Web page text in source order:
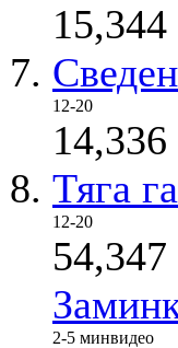
15,344
12-20
14,336
Тяга
12-20
54,347
2-5 минвидео